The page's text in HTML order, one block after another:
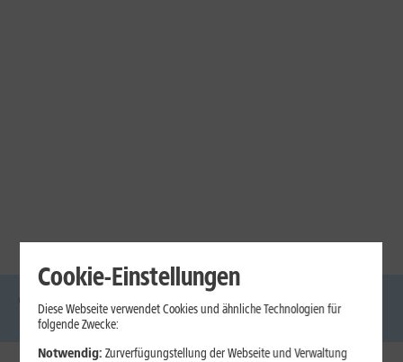
Glasfaser Internet Handys
Mobilfunk-
Laptops
Cookie-Einstellungen
Diese Webseite verwendet Cookies und ähnliche Technologien für
folgende Zwecke:
Notwendig: Zurverfügungstellung der Webseite und Verwaltung